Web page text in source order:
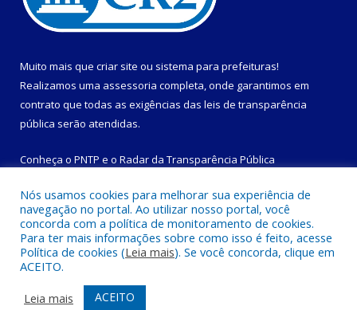
Muito mais que criar site ou sistema para prefeituras!
Realizamos uma assessoria completa, onde garantimos em
contrato que todas as exigências das leis de transparência
pública serão atendidas.
Conheça o PNTP e o Radar da Transparência Pública
Todos os direitos reservados a Prefeitura Municipal de
Magalhães Barata.
Mapa do Site
Acessar Área Administrativa
Nós usamos cookies para melhorar sua experiência de
navegação no portal. Ao utilizar nosso portal, você
concorda com a política de monitoramento de cookies.
Para ter mais informações sobre como isso é feito, acesse
Política de cookies (Leia mais). Se você concorda, clique em
ACEITO.
Leia mais
ACEITO